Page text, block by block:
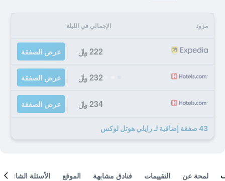
مزود الإجمالي في الليلة
222 ﷼ عرض الصفقة
232 ﷼ عرض الصفقة
234 ﷼ عرض الصفقة
43 صفقة إضافية لـ رايلي هوتل لوكس
لمحة عن التقييمات فنادق مشابهة الموقع الأسئلة الشائعة